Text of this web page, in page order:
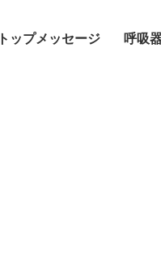
トップメッセージ 呼吸